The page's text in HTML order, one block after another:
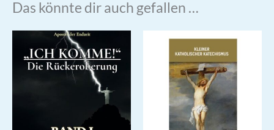
Das könnte dir auch gefallen …